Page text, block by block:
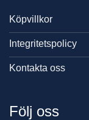
Köpvillkor
Integritetspolicy
Kontakta oss
Följ oss